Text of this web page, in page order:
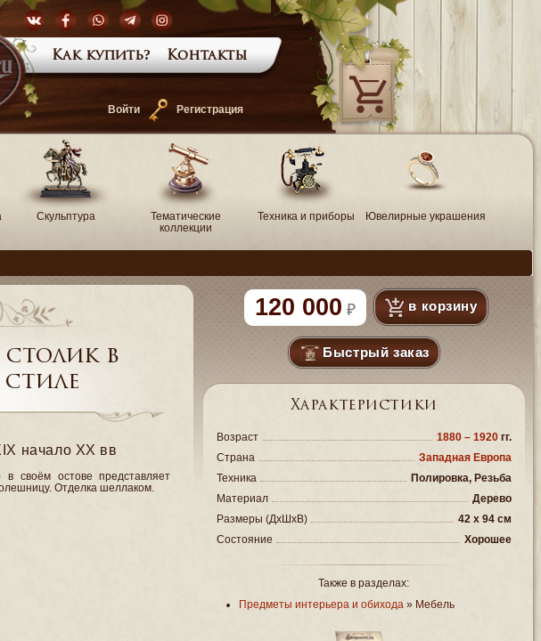
Войти Регистрация
Как купить? Контакты
—
Скульптура
Тематические
коллекции
Техника и приборы Ювелирные украшения
в
начало XX вв
в своём остове представляет
Отделка шеллаком.
120 000 в корзину
Быстрый заказ
Характеристики
Возраст 1880 – 1920 гг.
Страна
Западная Европа
Техника
Полировка, Резьба
Материал
Дерево
Размеры (ДxШxВ)
42 x 94 см
Состояние
Хорошее
Также в разделах:
Предметы интерьера и обихода » Мебель